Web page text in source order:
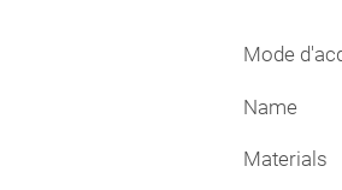
Mode
Name
Materials